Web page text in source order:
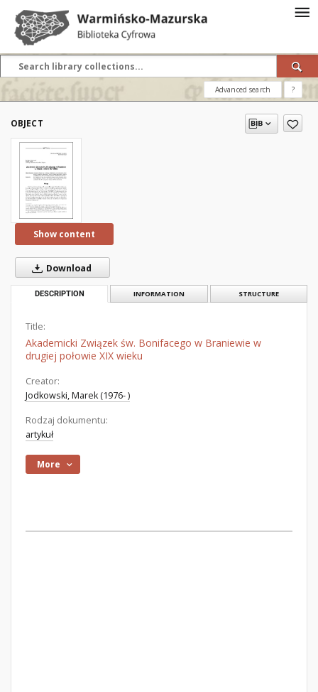
Advanced search ?
OBJECT
Show content
Download
DESCRIPTION INFORMATION STRUCTURE
Title:
Akademicki Związek św. Bonifacego w Braniewie w
drugiej połowie XIX wieku
Creator:
Jodkowski, Marek (1976- )
Rodzaj dokumentu:
artykuł
More